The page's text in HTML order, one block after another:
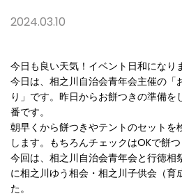
し
た
2024.03.10
今日も良い天気！イベント日和にな
今日は、相之川自治会青年会主催の「
り」です。昨日からお餅つきの準備を
番です。
朝早くから餅つきやテントのセットを
します。もちろんチェックはOKで餅つ
今回は、相之川自治会青年会と行徳相
に相之川ゆう相会・相之川子供会（育
た。